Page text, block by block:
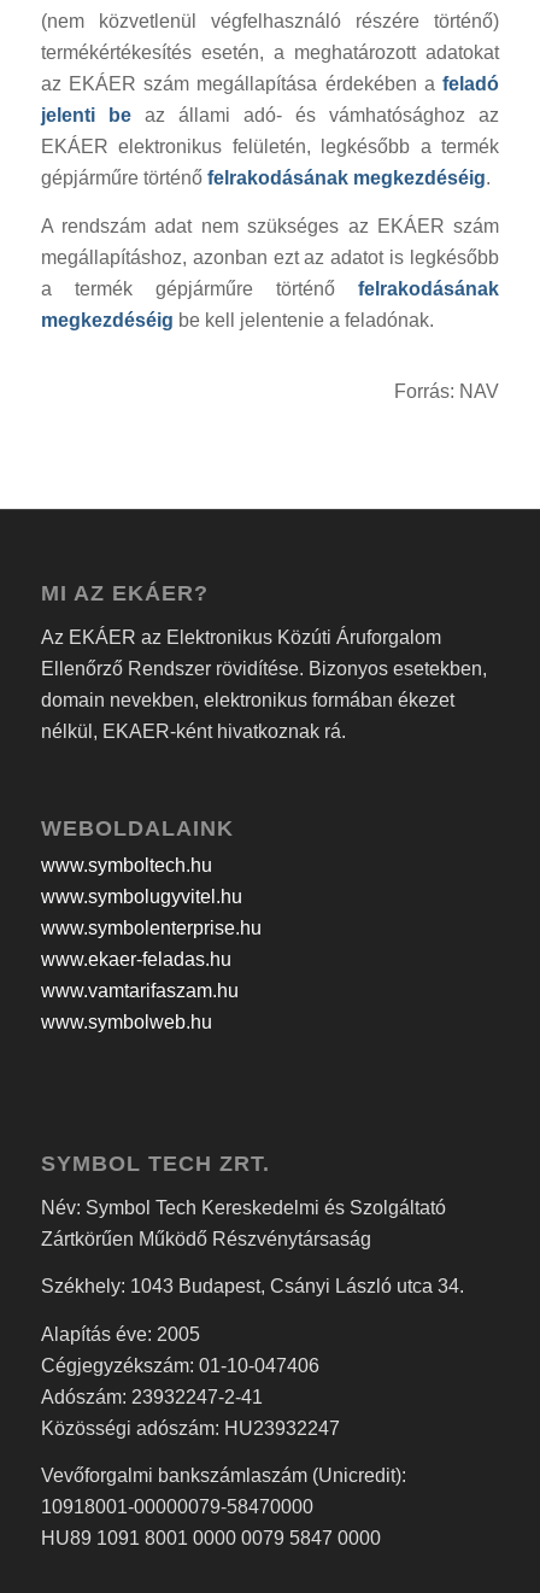
(nem közvetlenül végfelhasználó részére történő)
termékértékesítés esetén, a meghatározott adatokat
az EKÁER szám megállapítása érdekében afeladó
jelenti beaz állami adó- és vámhatósághoz az
EKÁER elektronikus felületén, legkésőbb a termék
gépjárműre történő felrakodásának megkezdéséig.
A rendszám adat nem szükséges az EKÁER szám
megállapításhoz, azonban ezt az adatot is legkésőbb
a termék gépjárműre történőfelrakodásának
megkezdéséig be kell jelentenie a feladónak.
Forrás: NAV
MI AZ EKÁER?
Az EKÁER az Elektronikus Közúti Áruforgalom
Ellenőrző Rendszer rövidítése. Bizonyos esetekben,
domain nevekben, elektronikus formában ékezet
nélkül, EKAER-ként hivatkoznak rá.
WEBOLDALAINK
www.symboltech.hu
www.symbolugyvitel.hu
www.symbolenterprise.hu
www.ekaer-feladas.hu
www.vamtarifaszam.hu
www.symbolweb.hu
SYMBOL TECH ZRT.
Név: Symbol Tech Kereskedelmi és Szolgáltató
Zártkörűen Működő Részvénytársaság
Székhely: 1043 Budapest, Csányi László utca 34.
Alapítás éve: 2005
Cégjegyzékszám: 01-10-047406
Adószám: 23932247-2-41
Közösségi adószám: HU23932247
Vevőforgalmi bankszámlaszám (Unicredit):
10918001-00000079-58470000
HU89 1091 8001 0000 0079 5847 0000